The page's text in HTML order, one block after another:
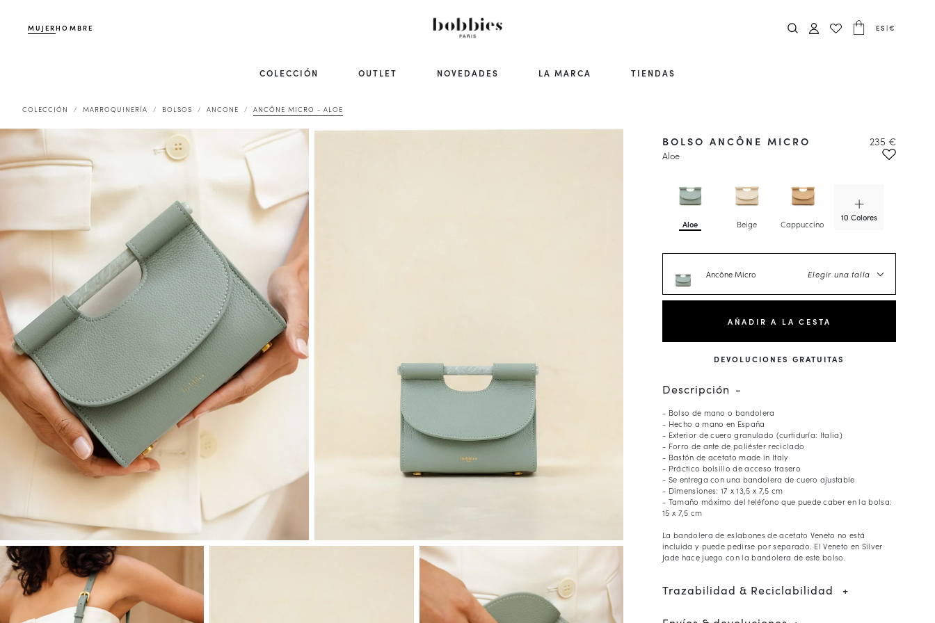
MUJERHOMBRE ES |€
COLECCIÓN OUTLET NOVEDADES LA MARCA TIENDAS
COLECCIÓN MARROQUINERÍA BOLSOS ANCONE ANCÔNE MICRO - ALOE
Aloe Beige Cappuccino
10 Colores
BOLSO ANCÔNE MICRO
Aloe
235 €
Ancône Micro Elegir una talla
AÑADIR A LA CESTA
DEVOLUCIONES GRATUITAS
Descripción
- Bolso de mano o bandolera
- Hecho a mano en España
- Exterior de cuero granulado (curtiduría: Italia)
- Forro de ante de poliéster reciclado
- Bastón de acetato made in Italy
- Práctico bolsillo de acceso trasero
- Se entrega con una bandolera de cuero ajustable
- Dimensiones: 17 x 13,5 x 7,5 cm
- Tamaño máximo del teléfono que puede caber en la bolsa:
15 x 7,5 cm
La bandolera de eslabones de acetato Veneto no está
incluida y puede pedirse por separado. El Veneto en Silver
Jade hace juego con la bandolera de este bolso.
Trazabilidad & Reciclabilidad